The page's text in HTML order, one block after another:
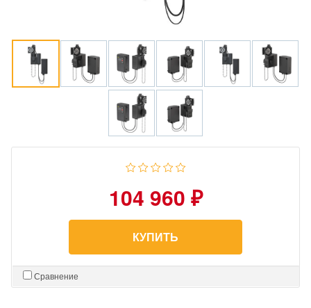
104 960 ₽
КУПИТЬ
Сравнение